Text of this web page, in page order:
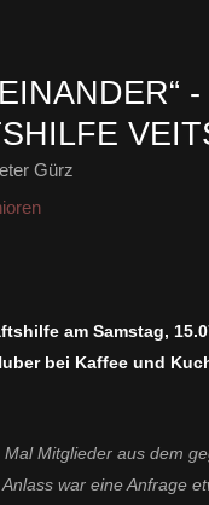
Gürz
am Samstag,
bei Kaffee und
Mitglieder aus dem
war eine Anfrage